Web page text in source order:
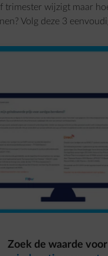
trimester wijzigt maar
Volg deze 3
Zoek de waarde